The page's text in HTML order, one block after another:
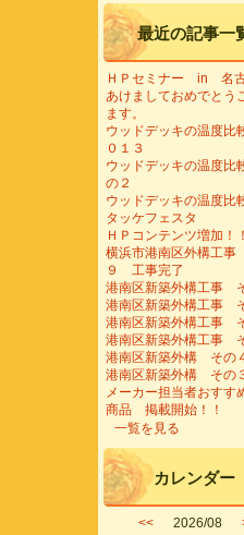
最近の記事一
ＨＰセミナー in 名
あけましておめでとう
ます。
ウッドデッキの温度
０１３
ウッドデッキの温度
の２
ウッドデッキの温度比
タッケフェスタ
ＨＰコンテンツ増加！！
横浜市港南区外構工
９ 工事完了
港南区新築外構工事
港南区新築外構工事
港南区新築外構工事
港南区新築外構工事
港南区新築外構 その
港南区新築外構 その
メーカー担当者おすす
商品 掲載開始！！
一覧を見る
カレンダー
<<2026/08